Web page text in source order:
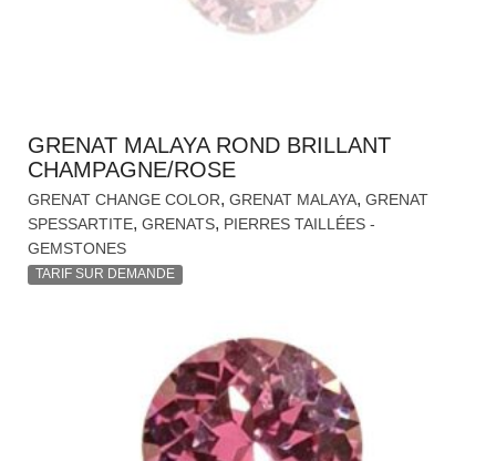
GRENAT MALAYA ROND BRILLANT
CHAMPAGNE/ROSE
GRENAT CHANGE COLOR, GRENAT MALAYA, GRENAT
SPESSARTITE, GRENATS, PIERRES TAILLÉES -
GEMSTONES
TARIF SUR DEMANDE